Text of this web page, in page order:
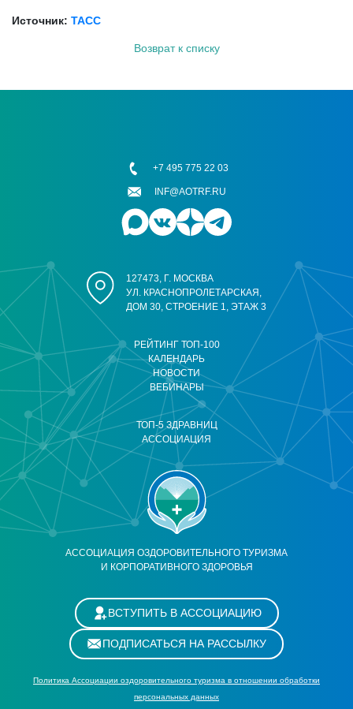
Источник: ТАСС
Возврат к списку
АССОЦИАЦИЯ ОЗДОРОВИТЕЛЬНОГО ТУРИЗМА
И КОРПОРАТИВНОГО ЗДОРОВЬЯ
РЕЙТИНГ ТОП-100
КАЛЕНДАРЬ
НОВОСТИ
ВЕБИНАРЫ
ТОП-5 ЗДРАВНИЦ
АССОЦИАЦИЯ
127473, Г. МОСКВА
УЛ. КРАСНОПРОЛЕТАРСКАЯ,
ДОМ 30, СТРОЕНИЕ 1, ЭТАЖ 3
+7 495 775 22 03
INF@AOTRF.RU
ВСТУПИТЬ В АССОЦИАЦИЮ
ПОДПИСАТЬСЯ НА РАССЫЛКУ
Политика Ассоциации оздоровительного туризма в отношении обработки
персональных данных